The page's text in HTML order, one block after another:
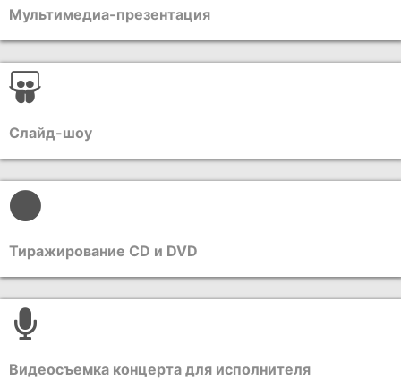
Мультимедиа-презентация
Слайд-шоу
Тиражирование CD и DVD
Видеосъемка концерта для исполнителя